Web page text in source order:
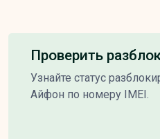
Проверить
Узнайте статус
Айфон по номеру IMEI.